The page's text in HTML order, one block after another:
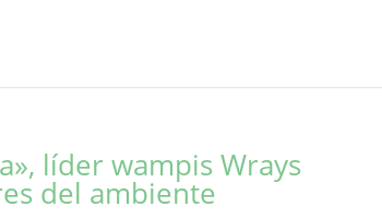
líder wampis Wrays
del ambiente